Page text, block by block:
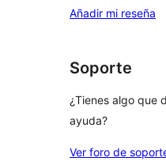
Añadir mi reseña
Soporte
¿Tienes algo que
ayuda?
Ver foro de